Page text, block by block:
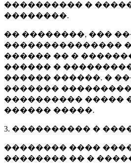
���������� �
��������.
�� ��������, ���
���������������
������ �� �
������ �
������ ������. �
�������
���������� �����
������ �����.
3. ���������� �
�������� ����
�������� �� �